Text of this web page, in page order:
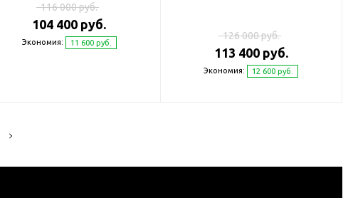
116 000 руб.
104 400 руб.
Экономия: 11 600 руб.
126 000 руб.
113 400 руб.
Экономия: 12 600 руб.